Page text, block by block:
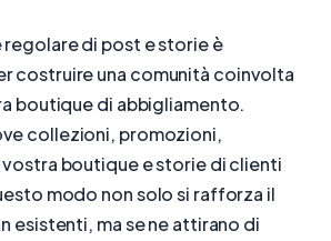
regolare di post e storie è
costruire una comunità coinvolta
boutique di abbigliamento.
collezioni, promozioni,
boutique e storie di clienti
modo non solo si rafforza il
esistenti, ma se ne attirano di